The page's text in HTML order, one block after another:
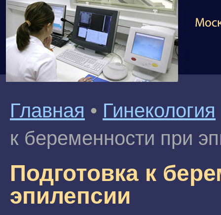
Главная • Гинекология
к беременности при
Подготовка к
эпилепсии